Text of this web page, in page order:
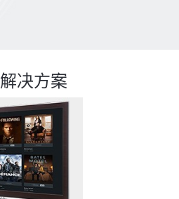
解决方案